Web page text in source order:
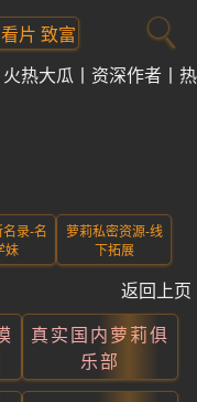
片 致富
火热大瓜 资深作者
名录-名
妹
萝莉私密资源-线
下拓展
返回上页
真实国内萝莉俱
乐部